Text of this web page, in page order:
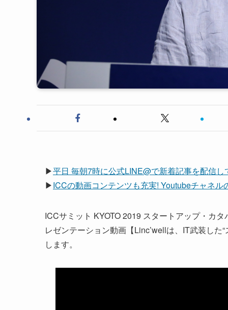
▶平日 毎朝7時に公式LINE@で新着記事を配信
▶ICCの動画コンテンツも充実! Youtubeチャネル
ICCサミット KYOTO 2019 スタートアップ・カ
レゼンテーション動画【Linc’wellは、IT武装し
します。